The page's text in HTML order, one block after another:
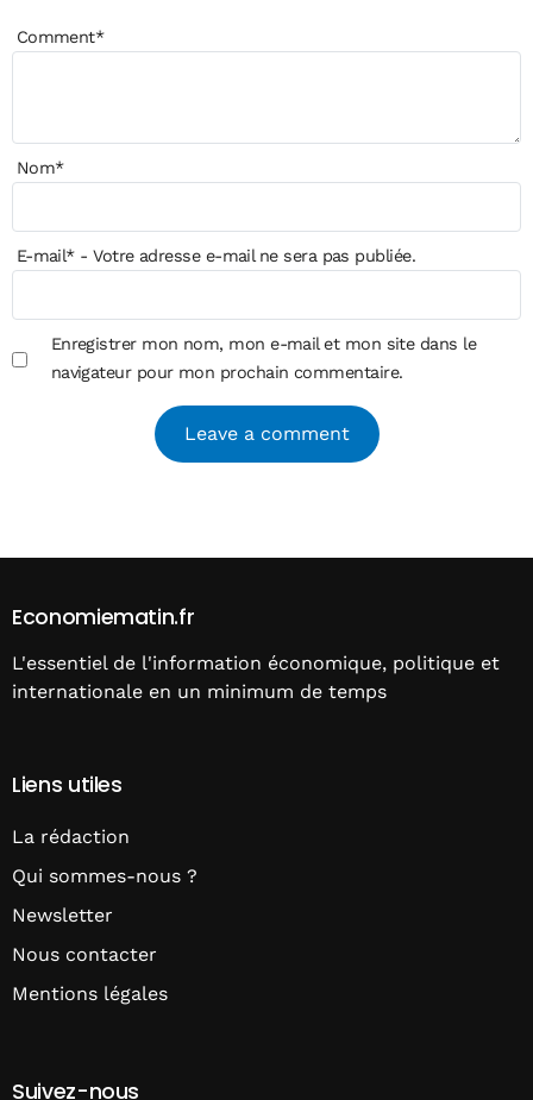
Comment*
Nom*
E-mail*- Votre adresse e-mail ne sera pas publiée.
Enregistrer mon nom, mon e-mail et mon site dans le
navigateur pour mon prochain commentaire.
Economiematin.fr
L'essentiel de l'information économique, politique et
internationale en un minimum de temps
Liens utiles
La rédaction
Qui sommes-nous ?
Newsletter
Nous contacter
Mentions légales
Suivez-nous